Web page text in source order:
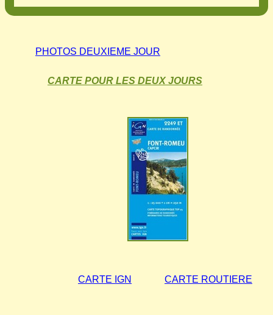
PHOTOS DEUXIEME JOUR
CARTE POUR LES DEUX JOURS
CARTE IGN CARTE ROUTIERE